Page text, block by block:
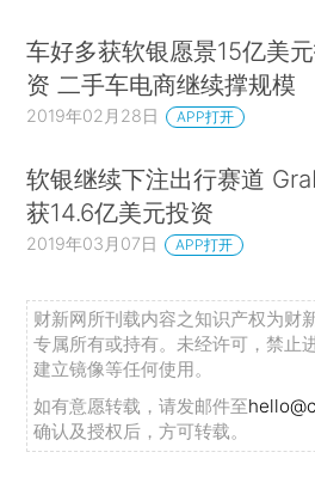
车好多获软银愿景15亿美
资 二手车电商继续撑规模
2019年02月28日 APP打开
软银继续下注出行赛道
获14.6亿美元投资
2019年03月07日 APP打开
财新网所刊载内容之知识产权为财
专属所有或持有。未经许可，禁止
建立镜像等任何使用。
如有意愿转载，请发邮件至
确认及授权后，方可转载。